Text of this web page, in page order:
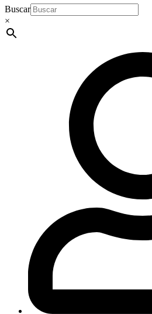
Buscar
×